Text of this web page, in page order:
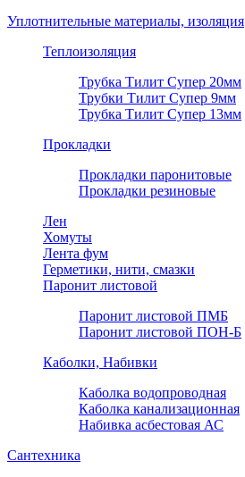
Уплотнительные материалы, изоляция
Теплоизоляция
Трубка Тилит Супер 20мм
Трубки Тилит Супер 9мм
Трубка Тилит Супер 13мм
Прокладки
Прокладки паронитовые
Прокладки резиновые
Лен
Хомуты
Лента фум
Герметики, нити, смазки
Паронит листовой
Паронит листовой ПМБ
Паронит листовой ПОН-Б
Каболки, Набивки
Каболка водопроводная
Каболка канализационная
Набивка асбестовая АС
Сантехника